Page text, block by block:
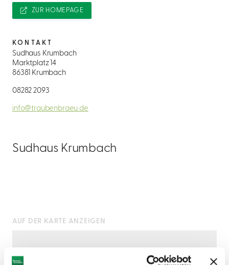
Sudhaus Krumbach
ZUR HOMEPAGE
KONTAKT
Sudhaus Krumbach
Marktplatz 14
86381 Krumbach
08282 2093
info@traubenbraeu.de
AUF DER KARTE ANZEIGEN